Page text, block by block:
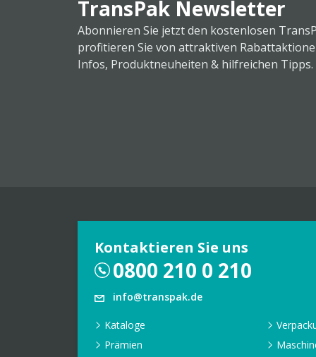
TransPak Newsletter
Abonnieren Sie jetzt den kostenlosen
profitieren Sie von attraktiven
Infos, Produktneuheiten & hilfreichen Tipps.
Kontaktieren Sie uns
0800 210 0 210
info@transpak.de
Kataloge
Prämien